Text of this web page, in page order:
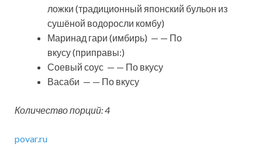
ложки (традиционный японский бульон из
сушёной водоросли комбу)
Маринад гари (имбирь) — — По
вкусу (приправы:)
Соевый соус — — По вкусу
Васаби — — По вкусу
Количество порций: 4
povar.ru